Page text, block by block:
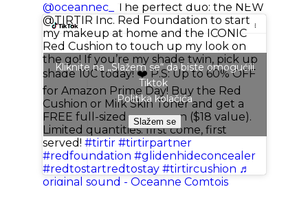
@oceannec_
The perfect duo: the NEW
@TIRTIR Inc. Red Foundation to start
my makeup at home and the ICONIC
Red Cushion to touch up my look on
the go! If you’re my shade twin, pick up
shade 10C today! ❤️ P.S: Up to 60% OFF
for Amazon Prime Day! Buy the Red
Cushion or Milk Skin Toner and get a
FREE full-sized sunscreen ($18 value).
Limited quantities: first come, first
served!#tirtir #tirtirpartner
#redfoundation #glidenhideconcealer
#redtostartredtostay #tirtircushion ♬
original sound - Oceanne Comtois
Kliknite na „Slažem se“ da biste omogućili
Tiktok
Politika kolačića
Slažem se